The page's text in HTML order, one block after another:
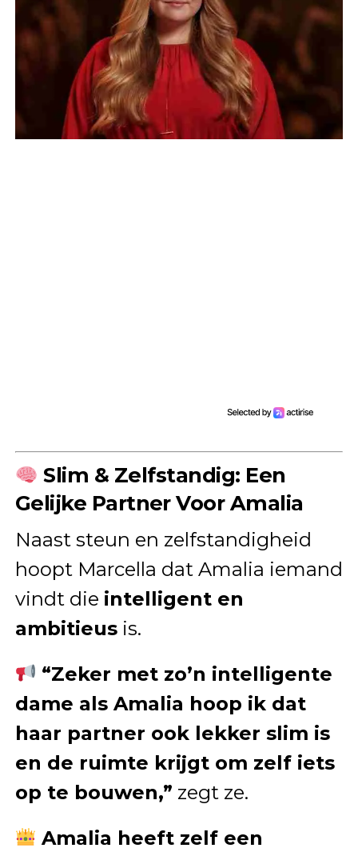
Slim & Zelfstandig: Een
Gelijke Partner Voor Amalia
Naast steun en zelfstandigheid
hoopt Marcella dat Amalia iemand
vindt die intelligent en
ambitieusis.
“Zeker met zo’n intelligente
dame als Amalia hoop ik dat
haar partner ook lekker slim is
en de ruimte krijgt om zelf iets
op te bouwen,” zegt ze.
Amalia heeft zelf een